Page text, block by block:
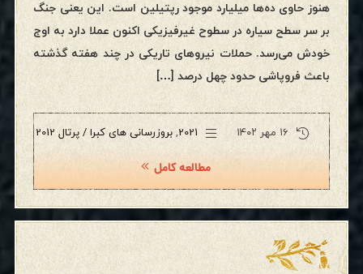
هنوز حاوی ده‌ها میلیارد موجود رپتیلین است. این یعنی جنگ
بر سر سطح سیاره در سطوح غیرفیزیکی اکنون عملا دارد به اوج
خودش می‌رسد. حملات نیروهای تاریکی در چند هفته گذشته
باعث فروپاشی حدود چهل درصد […]
۱۶ مهر ۱۴۰۲ 2021
, بروزرسانی های کبرا / پرتال 2012
مطالعه کامل